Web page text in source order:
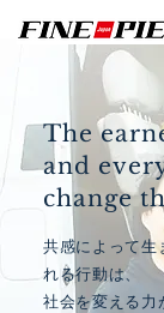
The
and
change
共感によって生
れる行動は、
社会を変える力